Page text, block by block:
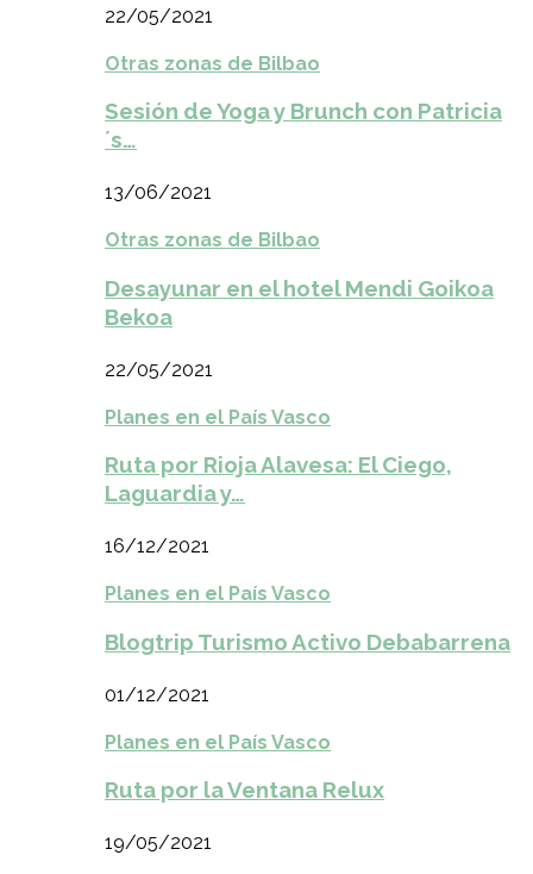
22/05/2021
Otras zonas de Bilbao
Sesión de Yoga y Brunch con Patricia
´s…
13/06/2021
Otras zonas de Bilbao
Desayunar en el hotel Mendi Goikoa
Bekoa
22/05/2021
Planes en el País Vasco
Ruta por Rioja Alavesa: El Ciego,
Laguardia y…
16/12/2021
Planes en el País Vasco
Blogtrip Turismo Activo Debabarrena
01/12/2021
Planes en el País Vasco
Ruta por la Ventana Relux
19/05/2021